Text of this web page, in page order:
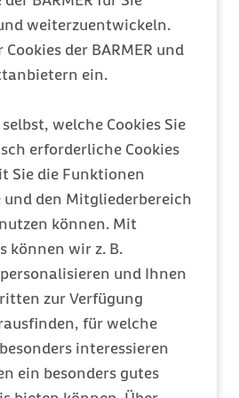
weiterzuentwickeln.
der BARMER und
ein.
welche Cookies Sie
erforderliche Cookies
Sie die Funktionen
und den Mitgliederbereich
können. Mit
können wir z. B.
und Ihnen
zur Verfügung
für welche
interessieren
ein besonders gutes
nicht möglich.
JFD arbeitsrechtlich
werden sie bei dem
berücksichtigt.
die einen
hinsichtlich der
Beschäftigten
Anspruch auf einen
sowie auf
nach den
diesem Grunde werden
JFD in das
einbezogen. Die
grundsätzlich zu zahlen.
werden